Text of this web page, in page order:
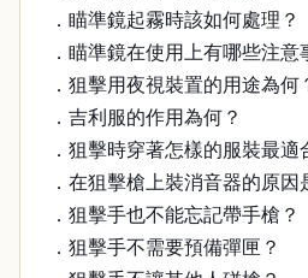
．瞄準鏡起霧時該如何處理？
．瞄準鏡在使用上有哪些注意
．狙擊用夜視裝置的用途為何
．吉利服的作用為何？
．狙擊時穿著怎樣的服裝最適
．在狙擊槍上裝消音器的原因
．狙擊手也不能忘記帶手槍？
．狙擊手不需要預備彈匣？